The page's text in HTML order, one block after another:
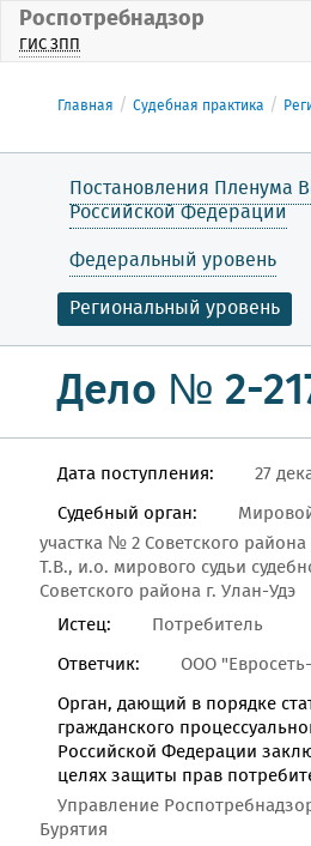
Роспотребнадзор
ГИС ЗПП
Главная Судебная практика
Постановления Пленума
Российской Федерации
Федеральный уровень
Региональный уровень
Дело № 2-
Дата поступления:
27
Судебный орган:
участка № 2 Советского
Т.В., и.о. мирового судьи
Советского района г. Улан-Удэ
Истец:
Потребитель
Ответчик:
ООО
Орган, дающий в порядке
гражданского
Российской Федерации
целях защиты прав
Управление
Бурятия